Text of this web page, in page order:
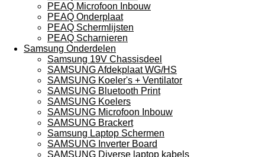
PEAQ Microfoon Inbouw
PEAQ Onderplaat
PEAQ Schermlijsten
PEAQ Scharnieren
Samsung Onderdelen
Samsung 19V Chassisdeel
SAMSUNG Afdekplaat WG/HS
SAMSUNG Koeler's + Ventilator
SAMSUNG Bluetooth Print
SAMSUNG Koelers
SAMSUNG Microfoon Inbouw
SAMSUNG Brackert
Samsung Laptop Schermen
SAMSUNG Inverter Board
SAMSUNG Diverse laptop kabels